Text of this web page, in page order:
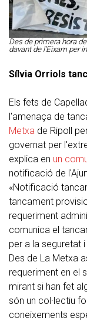
Des de primera hora
davant de l'Eixam per
Sílvia Orriols
Els fets de
l'amenaça de
Metxa de Ripoll
governat per
explica en un
notificació de
«Notificació
tancament
requeriment
comunica el
per a la seguretat
Des de La Metxa
requeriment en el
mirant si han fet
són un col·lectiu
coneixements